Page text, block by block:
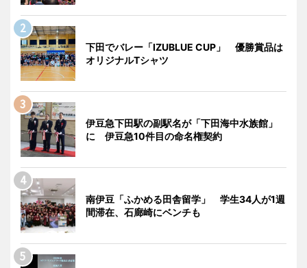
下田でバレー「IZUBLUE CUP」 優勝賞品は
オリジナルTシャツ
伊豆急下田駅の副駅名が「下田海中水族館」
に 伊豆急10件目の命名権契約
南伊豆「ふかめる田舎留学」 学生34人が1週
間滞在、石廊崎にベンチも